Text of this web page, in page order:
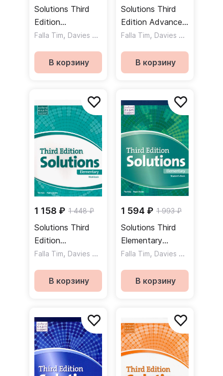
Solutions Third
Edition
Elementary
and Resource
Disc Pack
Falla Tim, Davies Paul A de la Mare Christina
В корзину
Solutions Third
Edition Advanced
Workbook
Falla Tim, Davies Paul A
В корзину
1 158 ₽ 1 448 ₽
Solutions Third
Edition
Elementary
Рабочая тетрадь
Falla Tim, Davies Paul A
В корзину
1 594 ₽ 1 993 ₽
Solutions Third
Elementary
Student's Book
Falla Tim, Davies Paul A
В корзину